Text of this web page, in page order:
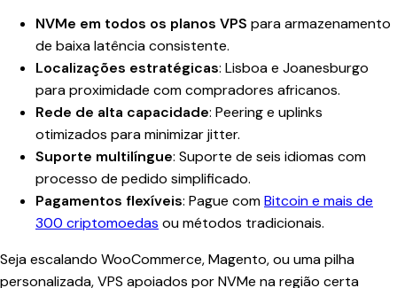
NVMe em todos os planos VPS para armazenamento
de baixa latência consistente.
Localizações estratégicas: Lisboa e Joanesburgo
para proximidade com compradores africanos.
Rede de alta capacidade: Peering e uplinks
otimizados para minimizar jitter.
Suporte multilíngue: Suporte de seis idiomas com
processo de pedido simplificado.
Pagamentos flexíveis: Pague comBitcoin e mais de
300 criptomoedas ou métodos tradicionais.
Seja escalando WooCommerce, Magento, ou uma pilha
personalizada, VPS apoiados por NVMe na região certa